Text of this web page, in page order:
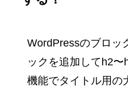
WordPressのブロッ
ックを追加してh2
機能でタイトル用の